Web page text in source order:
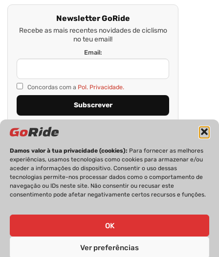
Damos valor à tua privacidade (cookies): Para fornecer as melhores
experiências, usamos tecnologias como cookies para armazenar e/ou
aceder a informações do dispositivo. Consentir o uso dessas
tecnologias permite-nos processar dados como o comportamento de
navegação ou IDs neste site. Não consentir ou recusar este
consentimento pode afetar negativamente certos recursos e funções.
OK
Ver preferências
Newsletter GoRide
Recebe as mais recentes novidades de ciclismo
no teu email!
Email:
Concordas com a Pol. Privacidade.
PRIVACIDADE FICHA TÉCNICA
ESTATUTO EDITORIAL